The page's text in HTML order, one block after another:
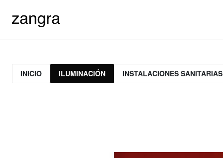
INICIO ILUMINACIÓN INSTALACIONES SANITARIAS